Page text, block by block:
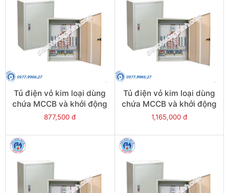
Tủ điện vỏ kim loại dùng
chứa MCCB và khởi động
từ - Model CKE5
877,500 đ
Tủ điện vỏ kim loại dùng
chứa MCCB và khởi động
từ - Model CKE5-1
1,165,000 đ